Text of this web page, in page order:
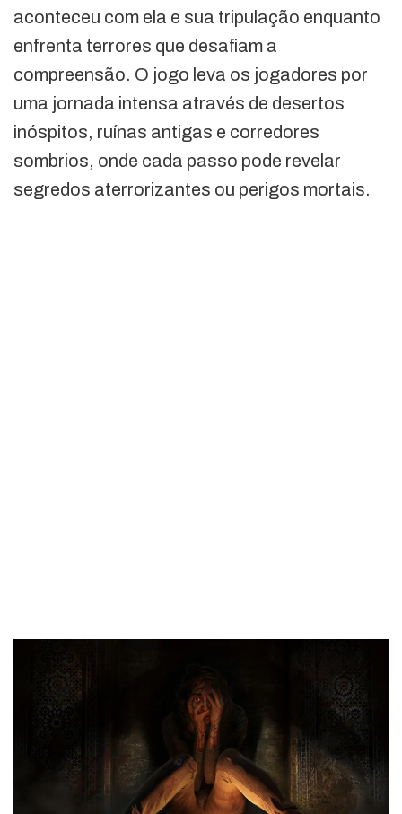
aconteceu com ela e sua tripulação enquanto
enfrenta terrores que desafiam a
compreensão. O jogo leva os jogadores por
uma jornada intensa através de desertos
inóspitos, ruínas antigas e corredores
sombrios, onde cada passo pode revelar
segredos aterrorizantes ou perigos mortais.